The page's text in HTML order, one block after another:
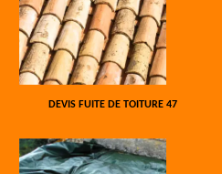
DEVIS FUITE DE TOITURE 47